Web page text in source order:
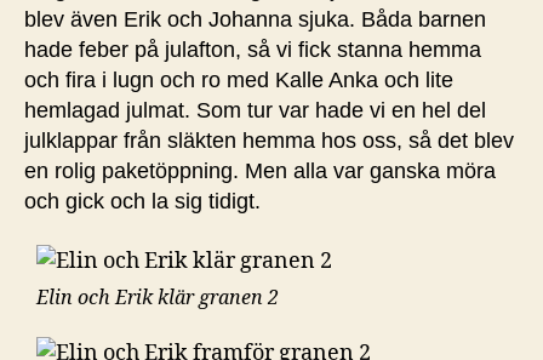
blev även Erik och Johanna sjuka. Båda barnen
hade feber på julafton, så vi fick stanna hemma
och fira i lugn och ro med Kalle Anka och lite
hemlagad julmat. Som tur var hade vi en hel del
julklappar från släkten hemma hos oss, så det blev
en rolig paketöppning. Men alla var ganska möra
och gick och la sig tidigt.
Elin och Erik klär granen 2